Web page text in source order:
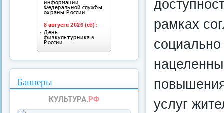
рамках
услуг
Баннеры